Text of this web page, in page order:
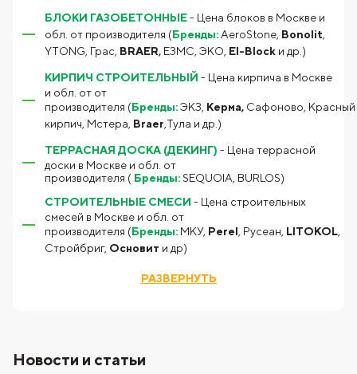
БЛОКИ ГАЗОБЕТОННЫЕ- Цена блоков в Москве и
обл. от производителя (Бренды:AeroStone, Bonolit
YTONG, Грас, BRAER, ЕЗМС, ЭКО, El-Block и др.)
КИРПИЧ СТРОИТЕЛЬНЫЙ - Цена кирпича в Москве
и обл. от от
производителя (Бренды:ЭКЗ, Керма, Сафоново, Красный
кирпич , Мстера, Braer ,Тула и др.)
ТЕРРАСНАЯ ДОСКА (ДЕКИНГ) - Цена террасной
доски в Москве и обл. от
производителя ( Бренды: SEQUOIA, BURLOS)
СТРОИТЕЛЬНЫЕ СМЕСИ - Цена строительных
смесей в Москве и обл. от
производителя (Бренды: МКУ, Perel , Русеан, LITOKOL
Стройбриг, Основит и др)
РАЗВЕРНУТЬ
Новости и статьи